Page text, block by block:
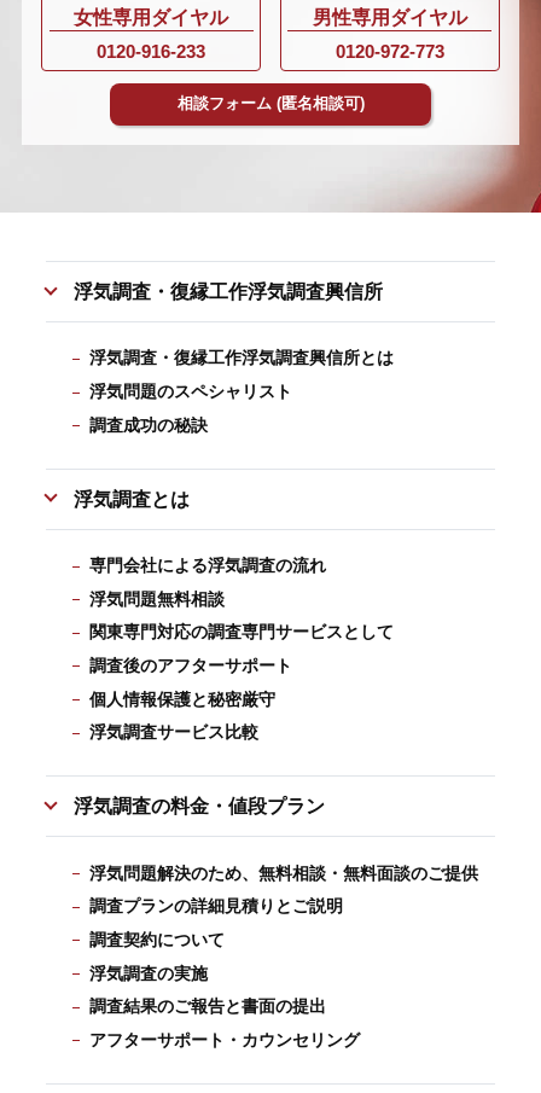
女性専用ダイヤル
0120-916-233
男性専用ダイヤル
0120-972-773
相談フォーム(匿名相談可)
浮気調査・復縁工作浮気調査興信所
浮気調査・復縁工作浮気調査興信所とは
浮気問題のスペシャリスト
調査成功の秘訣
浮気調査とは
専門会社による浮気調査の流れ
浮気問題無料相談
関東専門対応の調査専門サービスとして
調査後のアフターサポート
個人情報保護と秘密厳守
浮気調査サービス比較
浮気調査の料金・値段プラン
浮気問題解決のため、無料相談・無料面談のご提供
調査プランの詳細見積りとご説明
調査契約について
浮気調査の実施
調査結果のご報告と書面の提出
アフターサポート・カウンセリング